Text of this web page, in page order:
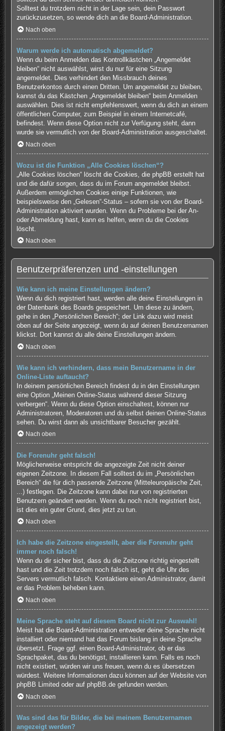
Solltest du trotzdem nicht in der Lage sein, dein Passwort
zurückzusetzen, so wende dich an die Board-Administration.
Nach oben
Warum werde ich automatisch abgemeldet?
Wenn du beim Anmelden das Kontrollkästchen „Angemeldet
bleiben“ nicht auswählst, wirst du nur für eine Sitzung
angemeldet. Dies verhindert den Missbrauch deines
Benutzerkontos durch einen Dritten. Um angemeldet zu bleiben,
kannst du das Kästchen „Angemeldet bleiben“ beim Anmelden
auswählen. Dies ist nicht empfehlenswert, wenn du dich an einem
öffentlichen Computer, zum Beispiel in einem Internetcafé,
befindest. Wenn diese Option nicht zur Verfügung steht, dann
wurde sie vermutlich von der Board-Administration ausgeschaltet.
Nach oben
Wozu ist die Funktion „Alle Cookies löschen“?
„Alle Cookies löschen“ löscht die Cookies, die phpBB erstellt hat
und die dafür sorgen, dass du im Forum angemeldet bleibst.
Außerdem ermöglichen Cookies einige Funktionen, wie
beispielsweise den „Gelesen“-Status – sofern sie von der Board-
Administration aktiviert wurden. Wenn du Probleme bei der An-
oder Abmeldung hast, kann es helfen, wenn du die Cookies
löscht.
Nach oben
Benutzerpräferenzen und -einstellungen
Wie kann ich meine Einstellungen ändern?
Wenn du dich registriert hast, werden alle deine Einstellungen in
der Datenbank des Boards gespeichert. Um diese zu ändern,
gehe in den „Persönlichen Bereich“; der Link dazu wird meist
oben auf der Seite angezeigt, wenn du auf deinen Benutzernamen
klickst. Dort kannst du alle deine Einstellungen ändern.
Nach oben
Wie kann ich verhindern, dass mein Benutzername in der
Online-Liste auftaucht?
In deinem persönlichen Bereich findest du in den Einstellungen
eine Option „Meinen Online-Status während dieser Sitzung
verbergen“. Wenn du diese Option einschaltest, können nur
Administratoren, Moderatoren und du selbst deinen Online-Status
sehen. Du wirst dann als unsichtbarer Besucher gezählt.
Nach oben
Die Forenuhr geht falsch!
Möglicherweise entspricht die angezeigte Zeit nicht deiner
eigenen Zeitzone. In diesem Fall solltest du im „Persönlichen
Bereich“ die für dich passende Zeitzone (Mitteleuropäische Zeit,
...) festlegen. Die Zeitzone kann dabei nur von registrierten
Benutzern geändert werden. Wenn du noch nicht registriert bist,
ist dies ein guter Grund, dies jetzt zu tun.
Nach oben
Ich habe die Zeitzone eingestellt, aber die Forenuhr geht
immer noch falsch!
Wenn du dir sicher bist, dass du die Zeitzone richtig eingestellt
hast und die Zeit trotzdem noch falsch ist, geht die Uhr des
Servers vermutlich falsch. Kontaktiere einen Administrator, damit
er das Problem beheben kann.
Nach oben
Meine Sprache steht auf diesem Board nicht zur Auswahl!
Meist hat die Board-Administration entweder deine Sprache nicht
installiert oder niemand hat das Forum bislang in deine Sprache
übersetzt. Frage ggf. einen Board-Administrator, ob er das
Sprachpaket, das du benötigst, installieren kann. Falls es noch
nicht existiert, würden wir uns freuen, wenn du es übersetzen
würdest. Weitere Informationen dazu können auf der Website von
phpBB Limited oder auf phpBB.degefunden werden.
Nach oben
Was sind das für Bilder, die bei meinem Benutzernamen
angezeigt werden?